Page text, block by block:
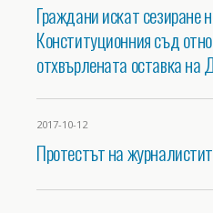
Граждани искат сезиране
Конституционния съд
отхвърлената оставка на
2017-10-12
Протестът на